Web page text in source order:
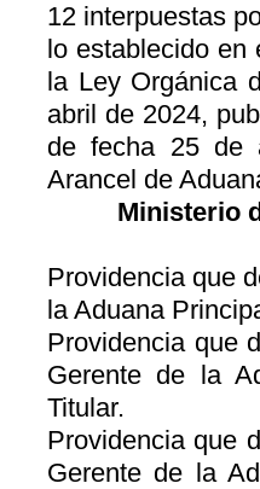
12 interpuestas
lo establecido en
la Ley Orgánica
abril de 2024,
de fecha 25 de
Arancel de
Ministerio
Providencia que
la Aduana
Providencia que
Gerente de la
Titular.
Providencia que
Gerente de la